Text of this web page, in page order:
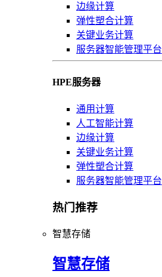
边缘计算
弹性塑合计算
关键业务计算
服务器智能管理平台
HPE服务器
通用计算
人工智能计算
边缘计算
关键业务计算
弹性塑合计算
服务器智能管理平台
热门推荐
智慧存储
智慧存储